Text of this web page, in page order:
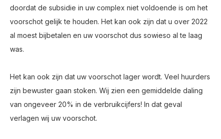
doordat de subsidie in uw complex niet voldoende is om het
voorschot gelijk te houden. Het kan ook zijn dat u over 2022
al moest bijbetalen en uw voorschot dus sowieso al te laag
was.
Het kan ook zijn dat uw voorschot lager wordt. Veel huurders
zijn bewuster gaan stoken. Wij zien een gemiddelde daling
van ongeveer 20% in de verbruikcijfers! In dat geval
verlagen wij uw voorschot.